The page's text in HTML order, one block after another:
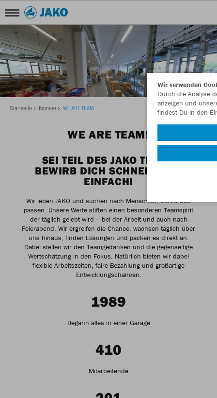
Startseite Karriere WE ARE TEAM
WE ARE TEAM!
SEI TEIL DES JAKO TEAMS
BEWIRB DICH SCHNELL UND
EINFACH!
Wir leben JAKO und suchen nach Menschen, die zu uns
passen. Unsere Werte stiften einen besonderen Teamspirit
der täglich gelebt wird – bei der Arbeit und auch nach
Feierabend. Wir ergreifen die Chance, wachsen täglich über
uns hinaus, finden Lösungen und packen es direkt an.
Dabei stellen wir den Teamgedanken und die gegenseitige
Wertschätzung in den Fokus. Natürlich bieten wir dabei
flexible Arbeitszeiten, faire Bezahlung und großartige
Entwicklungschancen.
1989
Begann alles in einer Garage
410
Mitarbeitende
Wir verwenden
Durch die Analyse
anzeigen und
findest Du in den